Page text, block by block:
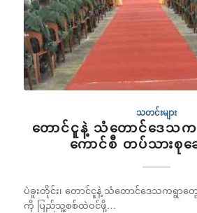
သတင်းများ
တောင်ငူနဲ့ သံတောင်ဒေသက
ကောင်စီ တပ်သားစုဆ
ပဲခူးတိုင်း၊ တောင်ငူနဲ့ သံတောင်ဒေသကရွာ
ကို ပြည်သူ့စစ်ထဲဝင်ဖို့…